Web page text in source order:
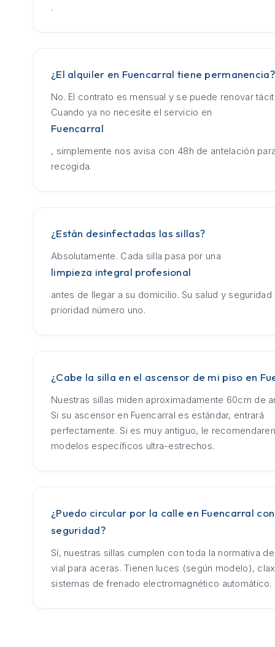
.
¿El alquiler en Fuencarral tiene permanencia?
No. El contrato es mensual y se puede renovar
Cuando ya no necesite el servicio en
Fuencarral
, simplemente nos avisa con 48h de antelación
recogida.
¿Están desinfectadas las sillas?
Absolutamente. Cada silla pasa por una
limpieza integral profesional
antes de llegar a su domicilio. Su salud y seguridad
prioridad número uno.
¿Cabe la silla en el ascensor de mi piso en
Nuestras sillas miden aproximadamente 60cm de
Si su ascensor en Fuencarral es estándar, entrará
perfectamente. Si es muy antiguo, le
modelos específicos ultra-estrechos.
¿Puedo circular por la calle en Fuencarral
seguridad?
Sí, nuestras sillas cumplen con toda la normativa
vial para aceras. Tienen luces (según modelo),
sistemas de frenado electromagnético automático.